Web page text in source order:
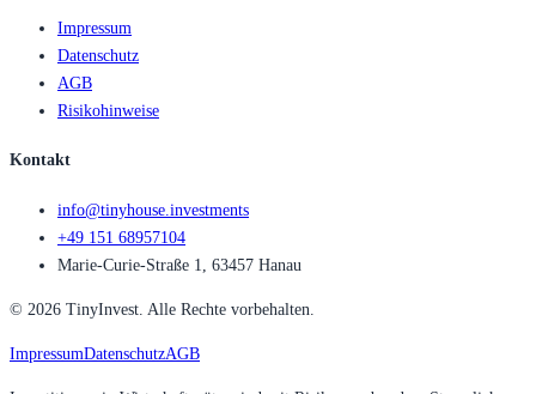
Impressum
Datenschutz
AGB
Risikohinweise
Kontakt
info@tinyhouse.investments
+49 151 68957104
Marie-Curie-Straße 1, 63457 Hanau
© 2026 TinyInvest. Alle Rechte vorbehalten.
ImpressumDatenschutzAGB